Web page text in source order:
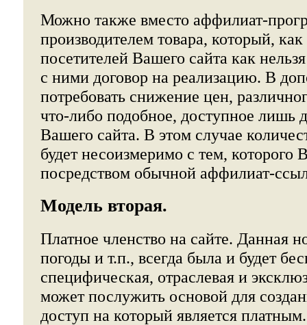
Можно также вместо аффилиат-
производителем товара, который,
посетителей Вашего сайта как
с ними договор на реализацию. В
потребовать снижение цен,
что-либо подобное, доступное лишь
Вашего сайта. В этом случае
будет несоизмеримо с тем, которого
посредством обычной аффилиат-
Модель вторая.
Платное членство на сайте. Данная
погоды и т.п., всегда была и будет
специфическая, отраслевая и
может послужить основой для
доступ на который является платным.